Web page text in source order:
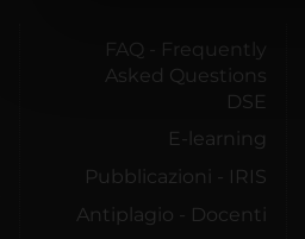
che hanno raccolto dal tuo
FAQ - Frequently
Asked Questions
DSE
E-learning
Pubblicazioni - IRIS
Antiplagio - Docenti